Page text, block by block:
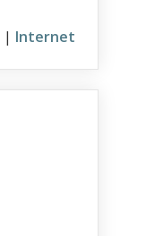
| Internet